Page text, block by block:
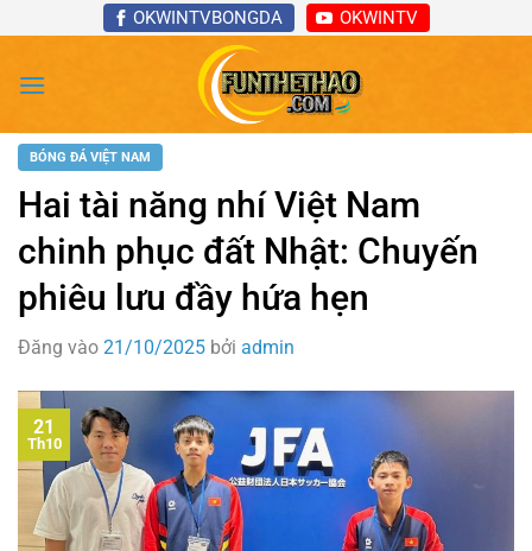
nội
OKWINTVBONGDA OKWINTV
BÓNG ĐÁ VIỆT NAM
Hai tài năng nhí Việt Nam
chinh phục đất Nhật: Chuyến
phiêu lưu đầy hứa hẹn
Đăng vào 21/10/2025 bởi admin
21
Th10